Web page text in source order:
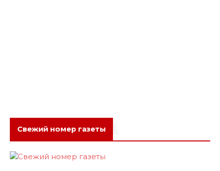
Свежий номер газеты